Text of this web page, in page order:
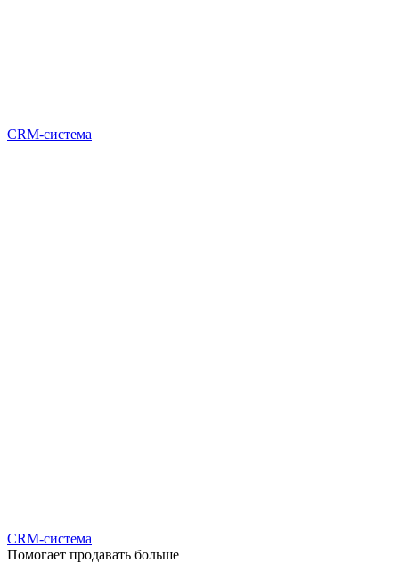
CRM-система
CRM-система
Помогает продавать больше